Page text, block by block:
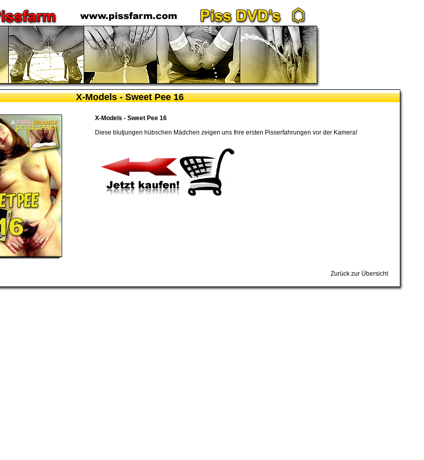
X-Models - Sweet Pee 16
X-Models - Sweet Pee 16
Diese blutjungen hübschen Mädchen zeigen uns Ihre ersten Pisserfahrungen vor der Kamera!
Zurück zur Übersicht